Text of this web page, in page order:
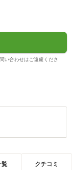
い合わせはご遠慮くださ
覧 クチコミ